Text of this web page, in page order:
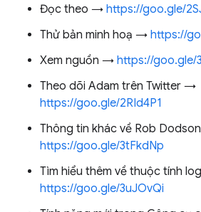
Đọc theo → https://goo.gle/
Thử bản minh hoạ → https://
Xem nguồn → https://goo.gle/
Theo dõi Adam trên Twitter →
https://goo.gle/2RId4P1
Thông tin khác về Rob
https://goo.gle/3tFkdNp
Tìm hiểu thêm về thuộc tính
https://goo.gle/3uJOvQi